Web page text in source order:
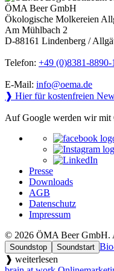
ÖMA Beer GmbH
Ökologische Molkereien
Am Mühlbach 2
D-88161 Lindenberg /
Telefon: +49 (0)8381-8890-
E-Mail: info@oema.de
❱ Hier für kostenfreien
Auf Google werden wir mit
Presse
Downloads
AGB
Datenschutz
Impressum
© 2026 ÖMA Beer GmbH.
Soundstop Soundstart
❱ weiterlesen